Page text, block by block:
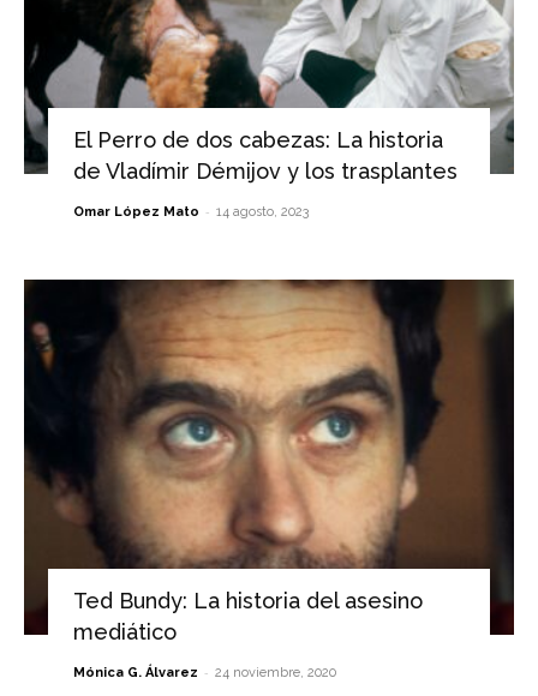
El Perro de dos cabezas: La historia
de Vladímir Démijov y los trasplantes
Omar López Mato - 14 agosto, 2023
Ted Bundy: La historia del asesino
mediático
Mónica G. Álvarez - 24 noviembre, 2020